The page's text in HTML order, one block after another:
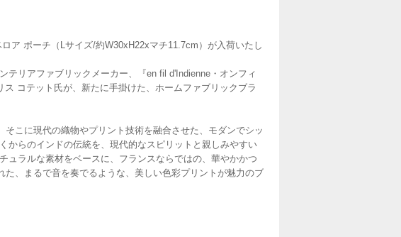
ア ポーチ（Lサイズ/約W30xH22xマチ11.7cm）が入荷いたし
テリアファブリックメーカー、『en fil d'Indienne・オンフィ
コテット氏が、新たに手掛けた、ホームファブリックブラ
こに現代の織物やプリント技術を融合させた、モダンでシッ
からのインドの伝統を、現代的なスピリットと親しみやすい
ュラルな素材をベースに、フランスならではの、華やかかつ
、まるで音を奏でるような、美しい色彩プリントが魅力のブ